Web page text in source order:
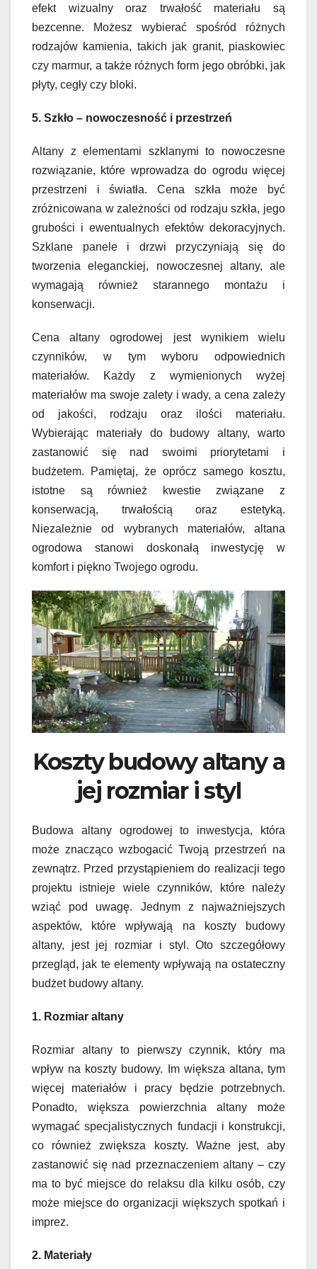
efekt wizualny oraz trwałość materiału są
bezcenne. Możesz wybierać spośród różnych
rodzajów kamienia, takich jak granit, piaskowiec
czy marmur, a także różnych form jego obróbki, jak
płyty, cegły czy bloki.
5. Szkło – nowoczesność i przestrzeń
Altany z elementami szklanymi to nowoczesne
rozwiązanie, które wprowadza do ogrodu więcej
przestrzeni i światła. Cena szkła może być
zróżnicowana w zależności od rodzaju szkła, jego
grubości i ewentualnych efektów dekoracyjnych.
Szklane panele i drzwi przyczyniają się do
tworzenia eleganckiej, nowoczesnej altany, ale
wymagają również starannego montażu i
konserwacji.
Cena altany ogrodowej jest wynikiem wielu
czynników, w tym wyboru odpowiednich
materiałów. Każdy z wymienionych wyżej
materiałów ma swoje zalety i wady, a cena zależy
od jakości, rodzaju oraz ilości materiału.
Wybierając materiały do budowy altany, warto
zastanowić się nad swoimi priorytetami i
budżetem. Pamiętaj, że oprócz samego kosztu,
istotne są również kwestie związane z
konserwacją, trwałością oraz estetyką.
Niezależnie od wybranych materiałów, altana
ogrodowa stanowi doskonałą inwestycję w
komfort i piękno Twojego ogrodu.
Koszty budowy altany a
jej rozmiar i styl
Budowa altany ogrodowej to inwestycja, która
może znacząco wzbogacić Twoją przestrzeń na
zewnątrz. Przed przystąpieniem do realizacji tego
projektu istnieje wiele czynników, które należy
wziąć pod uwagę. Jednym z najważniejszych
aspektów, które wpływają na koszty budowy
altany, jest jej rozmiar i styl. Oto szczegółowy
przegląd, jak te elementy wpływają na ostateczny
budżet budowy altany.
1. Rozmiar altany
Rozmiar altany to pierwszy czynnik, który ma
wpływ na koszty budowy. Im większa altana, tym
więcej materiałów i pracy będzie potrzebnych.
Ponadto, większa powierzchnia altany może
wymagać specjalistycznych fundacji i konstrukcji,
co również zwiększa koszty. Ważne jest, aby
zastanowić się nad przeznaczeniem altany – czy
ma to być miejsce do relaksu dla kilku osób, czy
może miejsce do organizacji większych spotkań i
imprez.
2. Materiały